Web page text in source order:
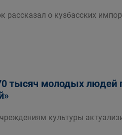
рассказал о кузбасских
тысяч молодых людей
культуры